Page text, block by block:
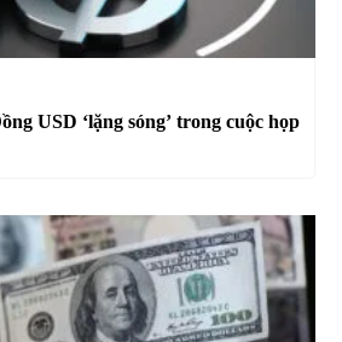
USD ‘lặng sóng’ trong cuộc họp